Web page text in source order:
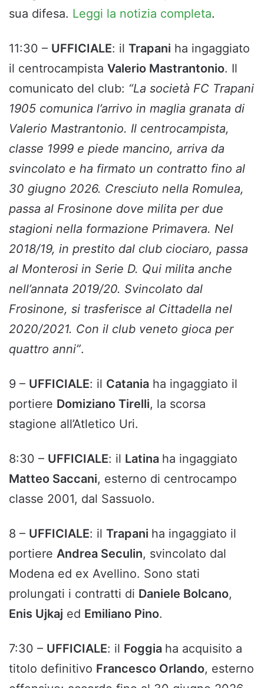
sua difesa. Leggi la notizia completa.
11:30 – UFFICIALE: il Trapani ha ingaggiato
il centrocampista Valerio Mastrantonio. Il
comunicato del club: “La società FC Trapani
1905 comunica l’arrivo in maglia granata di
Valerio Mastrantonio. Il centrocampista,
classe 1999 e piede mancino, arriva da
svincolato e ha firmato un contratto fino al
30 giugno 2026. Cresciuto nella Romulea,
passa al Frosinone dove milita per due
stagioni nella formazione Primavera. Nel
2018/19, in prestito dal club ciociaro, passa
al Monterosi in Serie D. Qui milita anche
nell’annata 2019/20. Svincolato dal
Frosinone, si trasferisce al Cittadella nel
2020/2021. Con il club veneto gioca per
quattro anni”.
9 – UFFICIALE: il Catania ha ingaggiato il
portiere Domiziano Tirelli, la scorsa
stagione all’Atletico Uri.
8:30 – UFFICIALE: il Latina ha ingaggiato
Matteo Saccani, esterno di centrocampo
classe 2001, dal Sassuolo.
8 – UFFICIALE: il Trapani ha ingaggiato il
portiere Andrea Seculin, svincolato dal
Modena ed ex Avellino. Sono stati
prolungati i contratti di Daniele Bolcano,
Enis Ujkaj ed Emiliano Pino.
7:30 – UFFICIALE: il Foggia ha acquisito a
titolo definitivo Francesco Orlando, esterno